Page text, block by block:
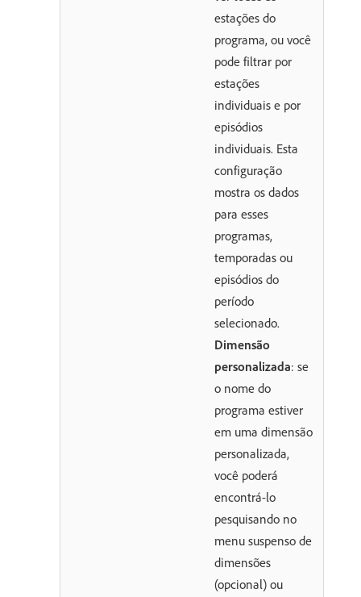
estações do
programa, ou você
pode filtrar por
estações
individuais e por
episódios
individuais. Esta
configuração
mostra os dados
para esses
programas,
temporadas ou
episódios do
período
selecionado.
Dimensão
personalizada: se
o nome do
programa estiver
em uma dimensão
personalizada,
você poderá
encontrá-lo
pesquisando no
menu suspenso de
dimensões
(opcional) ou